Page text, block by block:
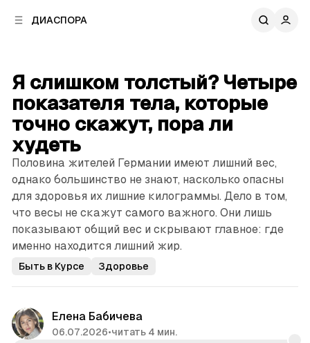
ДИАСПОРА
Я слишком толстый? Четыре
показателя тела, которые
точно скажут, пора ли
худеть
Половина жителей Германии имеют лишний вес,
однако большинство не знают, насколько опасны
для здоровья их лишние килограммы. Дело в том,
что весы не скажут самого важного. Они лишь
показывают общий вес и скрывают главное: где
именно находится лишний жир.
Быть в Курсе Здоровье
Елена Бабичева
06.07.2026•читать 4 мин.